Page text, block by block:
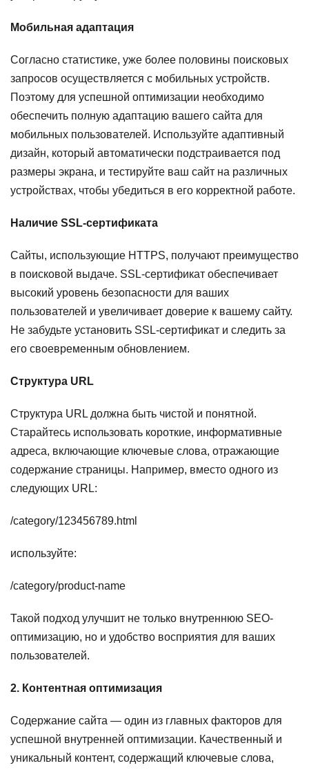
Мобильная адаптация
Согласно статистике, уже более половины поисковых
запросов осуществляется с мобильных устройств.
Поэтому для успешной оптимизации необходимо
обеспечить полную адаптацию вашего сайта для
мобильных пользователей. Используйте адаптивный
дизайн, который автоматически подстраивается под
размеры экрана, и тестируйте ваш сайт на различных
устройствах, чтобы убедиться в его корректной работе.
Наличие SSL-сертификата
Сайты, использующие HTTPS, получают преимущество
в поисковой выдаче. SSL-сертификат обеспечивает
высокий уровень безопасности для ваших
пользователей и увеличивает доверие к вашему сайту.
Не забудьте установить SSL-сертификат и следить за
его своевременным обновлением.
Структура URL
Структура URL должна быть чистой и понятной.
Старайтесь использовать короткие, информативные
адреса, включающие ключевые слова, отражающие
содержание страницы. Например, вместо одного из
следующих URL:
/category/123456789.html
используйте:
/category/product-name
Такой подход улучшит не только внутреннюю SEO-
оптимизацию, но и удобство восприятия для ваших
пользователей.
2. Контентная оптимизация
Содержание сайта — один из главных факторов для
успешной внутренней оптимизации. Качественный и
уникальный контент, содержащий ключевые слова,